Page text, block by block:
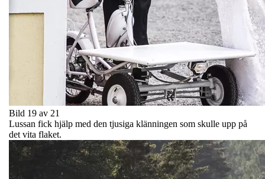
Bild 19 av 21
Lussan fick hjälp med den tjusiga klänningen som skulle upp på
det vita flaket.